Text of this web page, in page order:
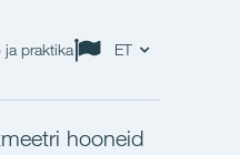
ja praktika ET
hooneid